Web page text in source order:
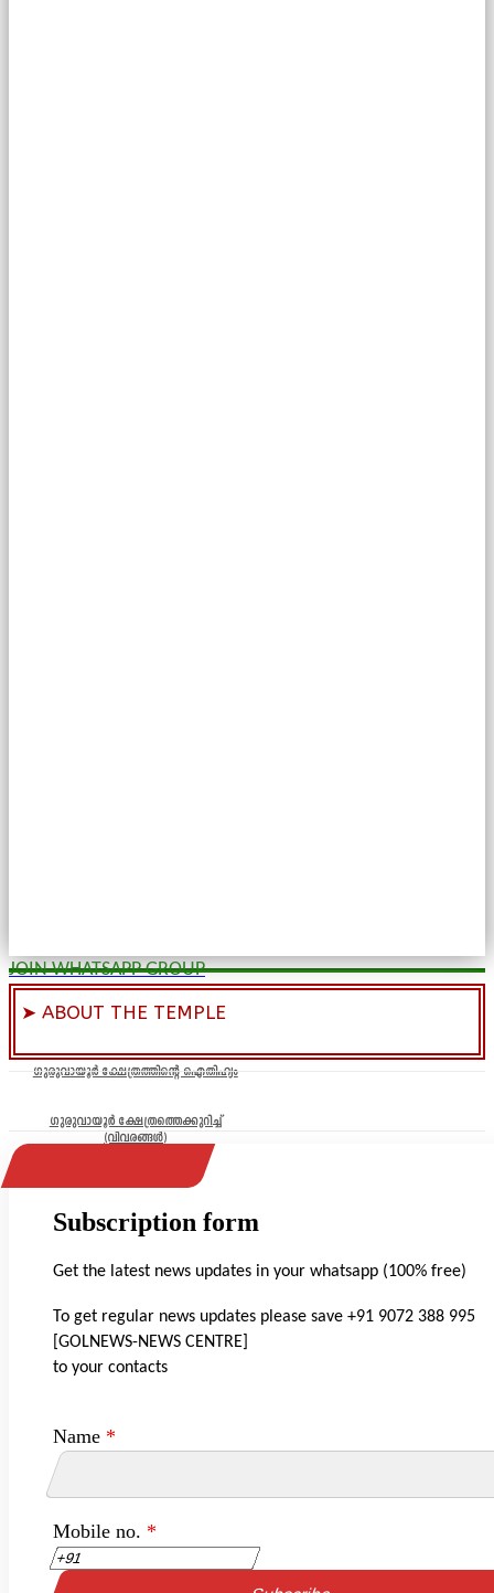
JOIN WHATSAPP GROUP
➤ ABOUT THE TEMPLE
ഗുരുവായൂർ ക്ഷേത്രത്തിന്റെ ഐതിഹ്യം
ഗുരുവായൂർ ക്ഷേത്രത്തെക്കുറിച്ച്
(വിവരങ്ങൾ)
Subscription form
Get the latest news updates in your whatsapp (100% free)
To get regular news updates please save +91 9072 388 995
[GOLNEWS-NEWS CENTRE]
to your contacts
Name *
Mobile no. *